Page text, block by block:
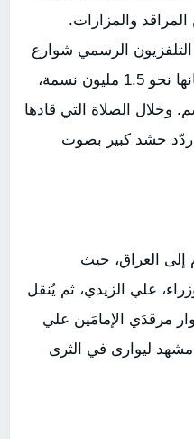
المراقد والمزارات.
الرسمي شوارع
هذه المدينة التي يبلغ عدد سكانها نحو 1.5 مليون نسمة،
وخلال الصلاة التي قادها
ردّد حشد كبير بصوت
إلى العراق، حيث
علي الزيدي، ثم يُنقل
مرقدَي الإمامَين علي
ليوارى في الثرى